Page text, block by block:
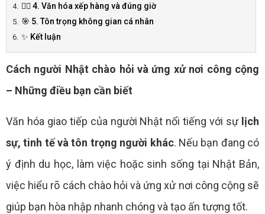
🚶‍♂️ 4. Văn hóa xếp hàng và đúng giờ
🎯 5. Tôn trọng không gian cá nhân
✨ Kết luận
Cách người Nhật chào hỏi và ứng xử nơi công cộng
– Những điều bạn cần biết
Văn hóa giao tiếp của người Nhật nổi tiếng với sự lịch
sự, tinh tế và tôn trọng người khác. Nếu bạn đang có
ý định du học, làm việc hoặc sinh sống tại Nhật Bản,
việc hiểu rõ cách chào hỏi và ứng xử nơi công cộng sẽ
giúp bạn hòa nhập nhanh chóng và tạo ấn tượng tốt.